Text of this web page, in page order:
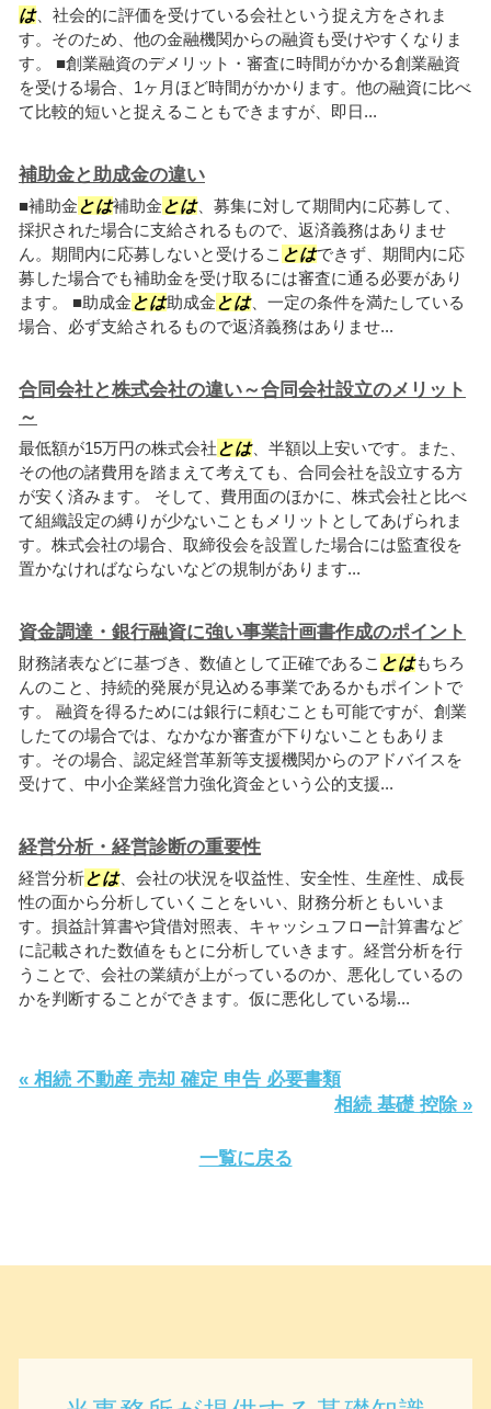
は、社会的に評価を受けている会社という捉え方をされま
す。そのため、他の金融機関からの融資も受けやすくなりま
す。 ■創業融資のデメリット・審査に時間がかかる創業融資
を受ける場合、1ヶ月ほど時間がかかります。他の融資に比べ
て比較的短いと捉えることもできますが、即日...
補助金と助成金の違い
■補助金 とは補助金 とは、募集に対して期間内に応募して、
採択された場合に支給されるもので、返済義務はありませ
ん。期間内に応募しないと受けるこ とはできず、期間内に応
募した場合でも補助金を受け取るには審査に通る必要があり
ます。 ■助成金 とは助成金 とは、一定の条件を満たしている
場合、必ず支給されるもので返済義務はありませ...
合同会社と株式会社の違い～合同会社設立のメリット
～
最低額が15万円の株式会社 とは、半額以上安いです。また、
その他の諸費用を踏まえて考えても、合同会社を設立する方
が安く済みます。 そして、費用面のほかに、株式会社と比べ
て組織設定の縛りが少ないこともメリットとしてあげられま
す。株式会社の場合、取締役会を設置した場合には監査役を
置かなければならないなどの規制があります...
資金調達・銀行融資に強い事業計画書作成のポイント
財務諸表などに基づき、数値として正確であるこ とはもちろ
んのこと、持続的発展が見込める事業であるかもポイントで
す。 融資を得るためには銀行に頼むことも可能ですが、創業
したての場合では、なかなか審査が下りないこともありま
す。その場合、認定経営革新等支援機関からのアドバイスを
受けて、中小企業経営力強化資金という公的支援...
経営分析・経営診断の重要性
経営分析とは、会社の状況を収益性、安全性、生産性、成長
性の面から分析していくことをいい、財務分析ともいいま
す。損益計算書や貸借対照表、キャッシュフロー計算書など
に記載された数値をもとに分析していきます。経営分析を行
うことで、会社の業績が上がっているのか、悪化しているの
かを判断することができます。仮に悪化している場...
« 相続 不動産 売却 確定 申告 必要書類
相続 基礎 控除 »
一覧に戻る